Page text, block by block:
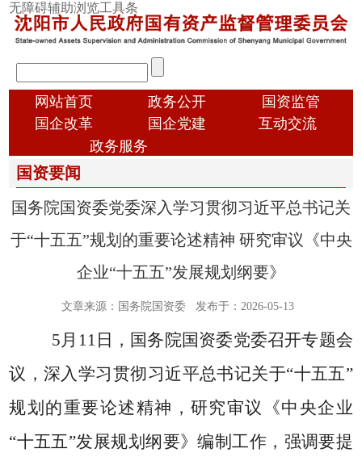
跳
转
到
内
无障碍辅助浏览工具条
输
入
网站首页 政务公开
国资监管
国企改革
国企党建
互动交流
政务服务
国资要闻
资
概
况
国务院国资委党委深入学习贯彻习近平总书记关
于“十五五”规划的重要论述精神 研究审议《中央
企业“十五五”发展规划纲要》
文章来源：国务院国资委 发布于：2026-05-13
5月 11 日，国务院国资委党委召开专题会
议，深入学习贯彻习近平总书记关于“十五五”
规划的重要论述精神，研究审议《中央企业
“十五五”发展规划纲要》编制工作，强调要提